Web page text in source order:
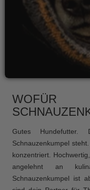
Gutes
Schnauzenkumpel
konzentriert.
angelehnt an
Schnauzenkumpel ist